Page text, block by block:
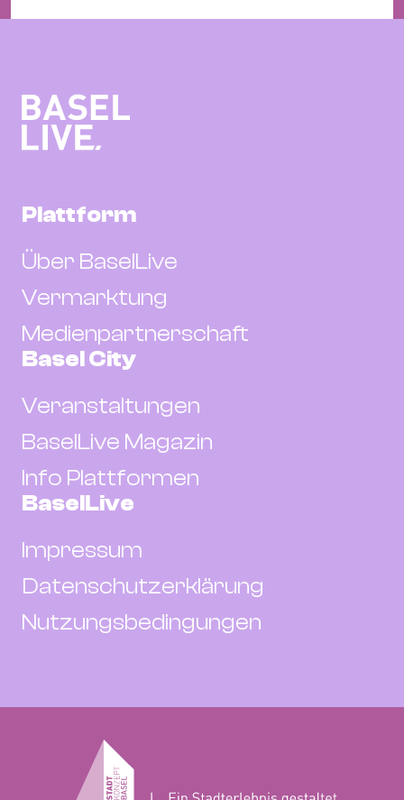
Plattform
Über BaselLive
Vermarktung
Medienpartnerschaft
Basel City
Veranstaltungen
BaselLive Magazin
Info Plattformen
BaselLive
Impressum
Datenschutzerklärung
Nutzungsbedingungen